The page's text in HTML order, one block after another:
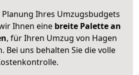
Ihres Umzugsbudgets
Ihnen eine breite Palette an
, für Ihren Umzug von Hagen
Bei uns behalten Sie die volle